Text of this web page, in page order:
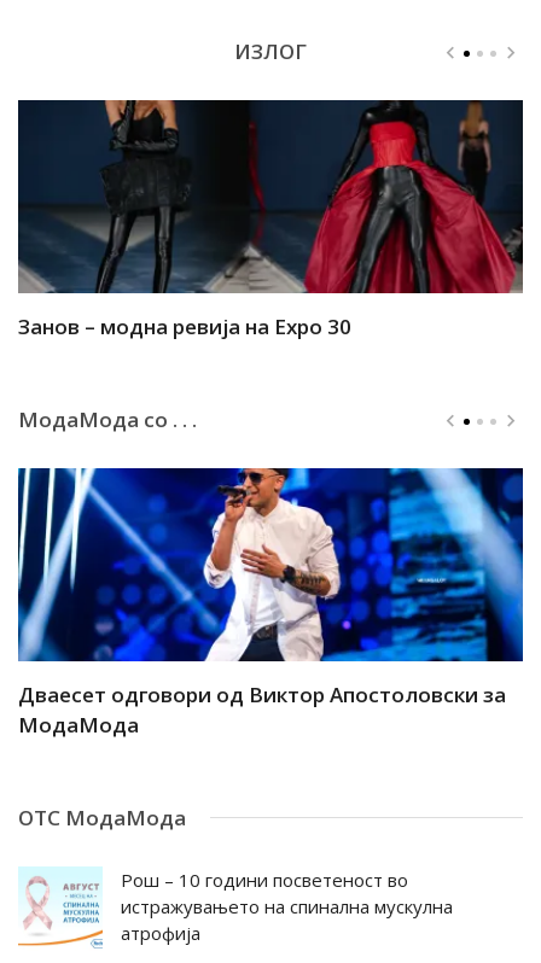
ИЗЛОГ
Занов – модна ревија на Expo 30
МодаМода со . . .
Дваесет одговори од Виктор Апостоловски за
МодаМода
ОТС МодаМода
Рош – 10 години посветеност во
истражувањето на спинална мускулна
атрофија